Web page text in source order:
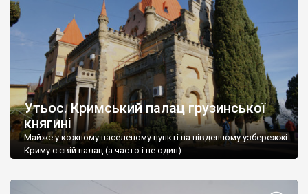
Утьос. Кримський палац грузинської
княгині
Майже у кожному населеному пункті на південному узбережжі
Криму є свій палац (а часто і не один).